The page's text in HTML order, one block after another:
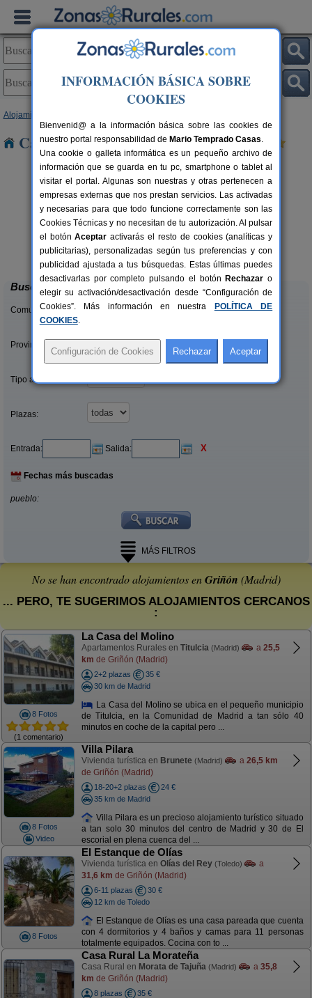
Alojamientos
Casas Rurales cerca de Griñón
20+4 pers.
desde19 €
Casa Rural Los Caños
Cenicientos (Madrid)
Buscar
Comunidades:
Provincias/Islas:
Tipo alquiler:
Plazas:
Entrada: Salida: X
Fechas más buscadas
pueblo:
MÁS FILTROS
No se han encontrado alojamientos enGriñón (Madrid)
... PERO, TE SUGERIMOS ALOJAMIENTOS CERCANOS
:
8 Fotos
(1 comentario)
La Casa del Molino
Apartamentos Rurales en Titulcia (Madrid) a 25,5
km de Griñón (Madrid)
2+2 plazas
35 €
30 km de Madrid
La Casa del Molino se ubica en el pequeño municipio
de Titulcia, en la Comunidad de Madrid a tan sólo 40
minutos en coche de la capital pero ...
8 Fotos
Video
Villa Pilara
Vivienda turística en Brunete (Madrid) a 26,5 km
de Griñón (Madrid)
18-20+2 plazas
24 €
35 km de Madrid
Villa Pilara es un precioso alojamiento turístico situado
a tan solo 30 minutos del centro de Madrid y 30 de El
escorial en plena cuenca del ...
8 Fotos
El Estanque de Olías
Vivienda turística en Olías del Rey (Toledo)
a
31,6 km de Griñón (Madrid)
6-11 plazas
30 €
12 km de Toledo
El Estanque de Olías es una casa pareada que cuenta
con 4 dormitorios y 4 baños y camas para 11 personas
totalmente equipados. Cocina con to ...
Casa Rural La Morateña
Casa Rural en Morata de Tajuña (Madrid) a 35,8
km de Griñón (Madrid)
8 plazas
35 €
INFORMACIÓN BÁSICA SOBRE
COOKIES
Bienvenid@ a la información básica sobre las cookies de
nuestro portal responsabilidad de Mario Temprado Casas.
Una cookie o galleta informática es un pequeño archivo de
información que se guarda en tu pc, smartphone o tablet al
visitar el portal. Algunas son nuestras y otras pertenecen a
empresas externas que nos prestan servicios. Las activadas
y necesarias para que todo funcione correctamente son las
Cookies Técnicas y no necesitan de tu autorización. Al pulsar
el botónAceptar activarás el resto de cookies (analíticas y
publicitarias), personalizadas según tus preferencias y con
publicidad ajustada a tus búsquedas. Estas últimas puedes
desactivarlas por completo pulsando el botón Rechazar o
elegir su activación/desactivación desde “Configuración de
Cookies”. Más información en nuestra
POLÍTICA DE
COOKIES.